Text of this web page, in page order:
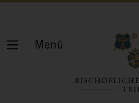
Menü